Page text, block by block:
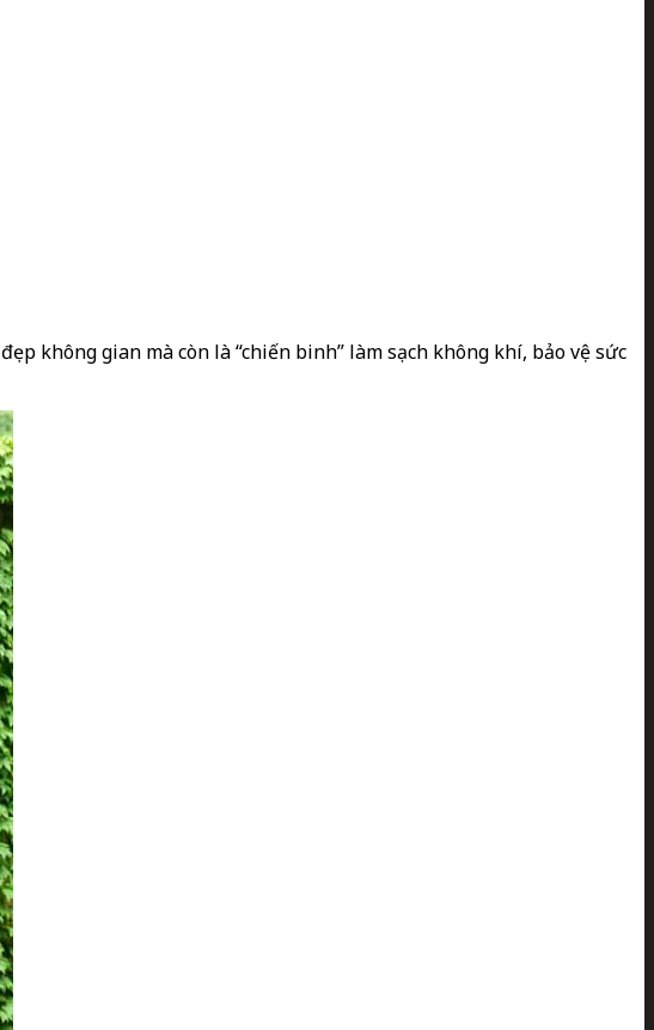
không gian mà còn là “chiến binh” làm sạch không khí, bảo vệ sức